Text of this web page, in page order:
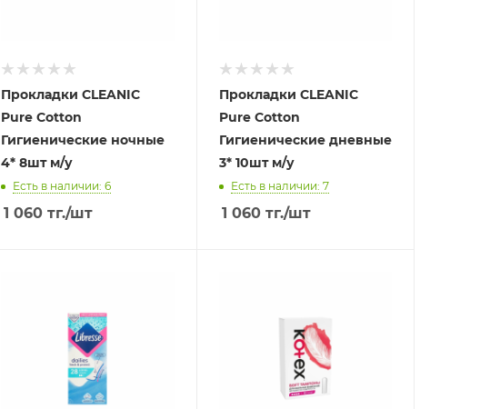
Прокладки CLEANIC
Pure Cotton
Гигиенические ночные
4* 8шт м/у
Есть в наличии: 6
1 060 тг./шт
Прокладки CLEANIC
Pure Cotton
Гигиенические дневные
3* 10шт м/у
Есть в наличии: 7
1 060тг./шт